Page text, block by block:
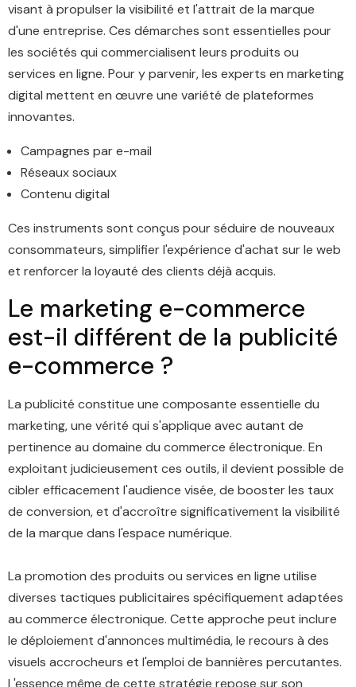
visant à propulser la visibilité et l'attrait de la marque
d'une entreprise. Ces démarches sont essentielles pour
les sociétés qui commercialisent leurs produits ou
services en ligne. Pour y parvenir, les experts en marketing
digital mettent en œuvre une variété de plateformes
innovantes.
Campagnes par e-mail
Réseaux sociaux
Contenu digital
Ces instruments sont conçus pour séduire de nouveaux
consommateurs, simplifier l'expérience d'achat sur le web
et renforcer la loyauté des clients déjà acquis.
Le marketing e-commerce
est-il différent de la publicité
e-commerce ?
La publicité constitue une composante essentielle du
marketing, une vérité qui s'applique avec autant de
pertinence au domaine du commerce électronique. En
exploitant judicieusement ces outils, il devient possible de
cibler efficacement l'audience visée, de booster les taux
de conversion, et d'accroître significativement la visibilité
de la marque dans l'espace numérique.
La promotion des produits ou services en ligne utilise
diverses tactiques publicitaires spécifiquement adaptées
au commerce électronique. Cette approche peut inclure
le déploiement d'annonces multimédia, le recours à des
visuels accrocheurs et l'emploi de bannières percutantes.
L'essence même de cette stratégie repose sur son